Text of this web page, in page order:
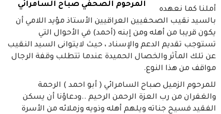
المرحوم الصحفي صباح السامرائي
أملنا كما نعهده
بالسيد نقيب الصحفيين العراقيين الأستاذ مؤيد اللامي أن
يكون قريبا من أهله ومن إبنه (أحمد) في الأحوال التي
تستوجب تقديم الدعم والإسناد ، حيث لايتوانى السيد النقيب
عن تلك المآثر والخصال الحميدة عندما تتطلب وقفة الرجال
مواقف من هذا النوع.
للمرحوم الزميل صباح السامرائي ( أبو احمد ) الرحمة
والغفران من رب العزة الرحمن الرحيم ..ودعاؤنا أن يسكن
الفقيد فسيح جناته ويلهم أهله وذويه وزملائه من الأسرة